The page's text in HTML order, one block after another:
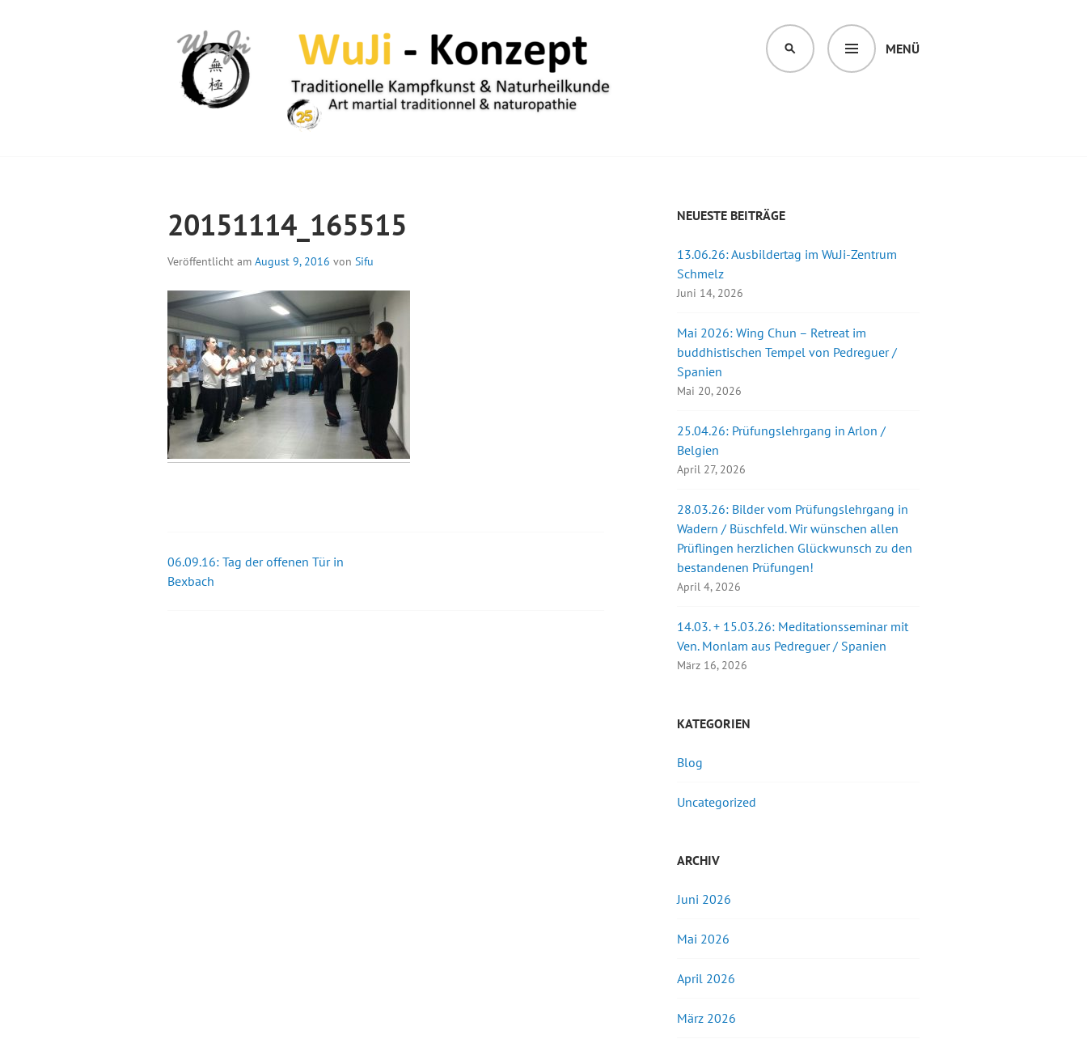
MENÜ
SUCHEN
20151114_165515
Veröffentlicht am August 9, 2016 von Sifu
Beitrags-
06.09.16: Tag der offenen Tür in
Bexbach
NEUESTE BEITRÄGE
13.06.26: Ausbildertag im WuJi-Zentrum
Schmelz
Juni 14, 2026
Mai 2026: Wing Chun – Retreat im
buddhistischen Tempel von Pedreguer /
Spanien
Mai 20, 2026
25.04.26: Prüfungslehrgang in Arlon /
Belgien
April 27, 2026
28.03.26: Bilder vom Prüfungslehrgang in
Wadern / Büschfeld. Wir wünschen allen
Prüflingen herzlichen Glückwunsch zu den
bestandenen Prüfungen!
April 4, 2026
14.03. + 15.03.26: Meditationsseminar mit
Ven. Monlam aus Pedreguer / Spanien
März 16, 2026
KATEGORIEN
Blog
Uncategorized
ARCHIV
Juni 2026
Mai 2026
April 2026
März 2026